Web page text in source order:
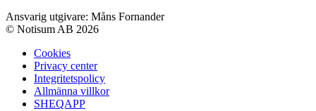
Ansvarig utgivare: Måns Fornander
© Notisum AB 2026
Cookies
Privacy center
Integritetspolicy
Allmänna villkor
SHEQAPP